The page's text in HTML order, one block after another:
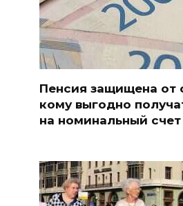
Пенсия защищена от
кому выгодно
на номинальный счет